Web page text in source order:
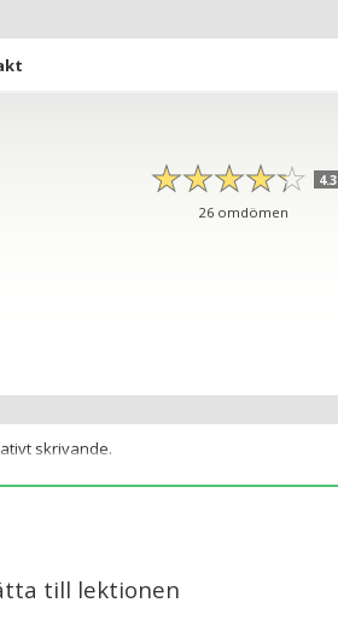
☆☆☆☆☆
★★★★★ 4.3
26omdömen
skrivande.
till lektionen